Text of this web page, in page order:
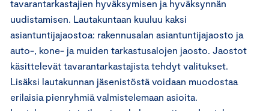
tavarantarkastajien hyväksymisen ja hyväksynnän
uudistamisen. Lautakuntaan kuuluu kaksi
asiantuntijajaostoa: rakennusalan asiantuntijajaosto ja
auto-, kone- ja muiden tarkastusalojen jaosto. Jaostot
käsittelevät tavarantarkastajista tehdyt valitukset.
Lisäksi lautakunnan jäsenistöstä voidaan muodostaa
erilaisia pienryhmiä valmistelemaan asioita.